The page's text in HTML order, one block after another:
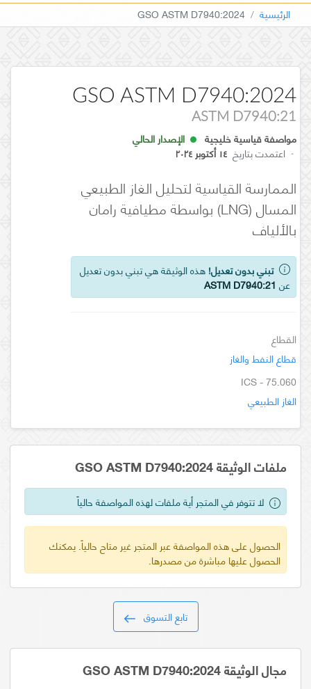
الرئيسية GSO ASTM D7940:2024
GSO ASTM D7940:2024
ASTM D7940:21
مواصفة قياسية خليجية
الإصدار الحالي
· اعتمدت بتاريخ ١٤ أكتوبر ٢٠٢٤
الممارسة القياسية لتحليل الغاز الطبيعي
المسال (LNG) بواسطة مطيافية رامان
بالألياف
تبني بدون تعديل! هذه الوثيقة هي تبني بدون تعديل
عن ASTM D7940:21
القطاع
قطاع النفط والغاز
ICS - 75.060
الغاز الطبيعي
ملفات الوثيقة GSO ASTM D7940:2024
لا تتوفر في المتجر أية ملفات لهذه المواصفة حالياً
الحصول على هذه المواصفة عبر المتجر غير متاح حالياً. يمكنك
الحصول عليها مباشرة من مصدرها.
تابع التسوق
مجال الوثيقة GSO ASTM D7940:2024